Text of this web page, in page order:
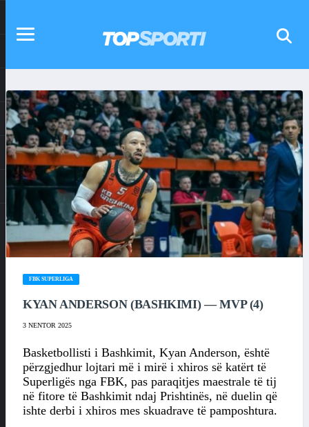
FBK SUPERLIGA
KYAN ANDERSON (BASHKIMI) — MVP (4)
3 NENTOR 2025
Basketbollisti i Bashkimit, Kyan Anderson, është
përzgjedhur lojtari më i mirë i xhiros së katërt të
Superligës nga FBK, pas paraqitjes maestrale të tij
në fitore të Bashkimit ndaj Prishtinës, në duelin që
ishte derbi i xhiros mes skuadrave të pamposhtura.